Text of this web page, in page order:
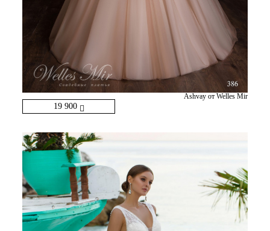
19 900
Ashvay от Welles Mir